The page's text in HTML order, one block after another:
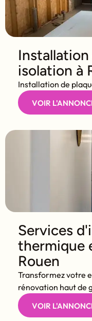
isolation à
Installation de
VOIR
Services
thermique
Rouen
Transformez votre
rénovation haut de
VOIR